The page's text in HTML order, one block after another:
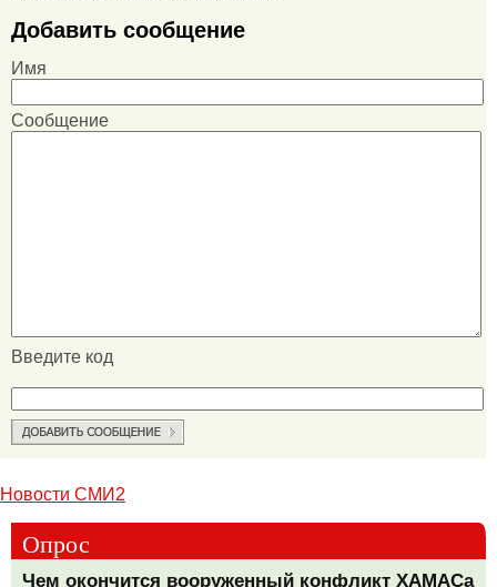
Добавить сообщение
Имя
Сообщение
Введите код
Новости СМИ2
Опрос
Чем окончится вооруженный конфликт ХАМАСа